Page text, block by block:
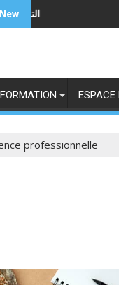
New
FORMATION ESPACE
professionnelle